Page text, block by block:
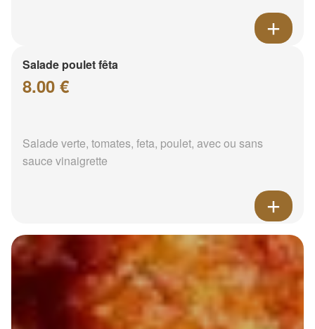
Salade poulet fêta
8.00 €
Salade verte, tomates, feta, poulet, avec ou sans
sauce vinaigrette